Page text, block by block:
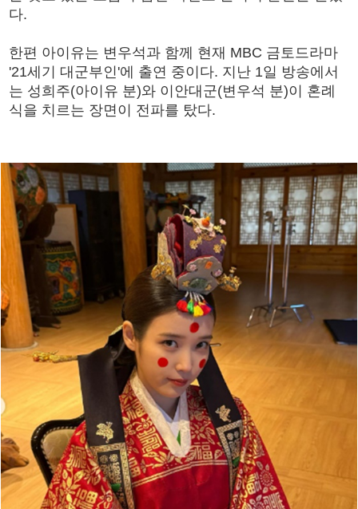
다.
한편 아이유는 변우석과 함께 현재 MBC 금토드라마
'21세기 대군부인'에 출연 중이다. 지난 1일 방송에서
는 성희주(아이유 분)와 이안대군(변우석 분)이 혼례
식을 치르는 장면이 전파를 탔다.